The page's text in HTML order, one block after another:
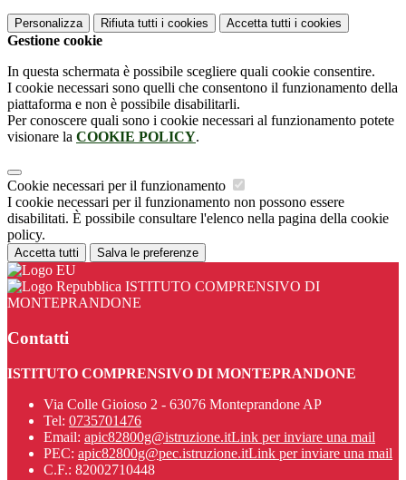
Personalizza Rifiuta tutti i cookies Accetta tutti i cookies
Gestione cookie
In questa schermata è possibile scegliere quali cookie consentire.
I cookie necessari sono quelli che consentono il funzionamento della
piattaforma e non è possibile disabilitarli.
Per conoscere quali sono i cookie necessari al funzionamento potete
visionare la COOKIE POLICY.
Cookie necessari per il funzionamento
I cookie necessari per il funzionamento non possono essere
disabilitati. È possibile consultare l'elenco nella pagina della cookie
policy.
Accetta tutti Salva le preferenze
ISTITUTO COMPRENSIVO DI
MONTEPRANDONE
Contatti
ISTITUTO COMPRENSIVO DI MONTEPRANDONE
Via Colle Gioioso 2 - 63076 Monteprandone AP
Tel: 0735701476
Email: apic82800g@istruzione.itLink per inviare una mail
PEC: apic82800g@pec.istruzione.itLink per inviare una mail
C.F.: 82002710448